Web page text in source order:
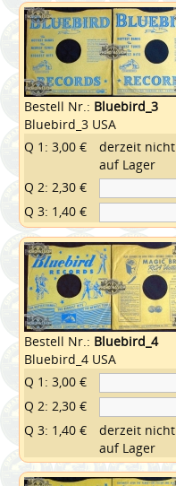
Bestell Nr.: Bluebird_3
Bluebird_3 USA
Q 1: 3,00 €
derzeit nicht
auf Lager
Q 2: 2,30 €
Q 3: 1,40 €
Bestell Nr.: Bluebird_4
Bluebird_4 USA
Q 1: 3,00 €
Q 2: 2,30 €
Q 3: 1,40 €
derzeit nicht
auf Lager